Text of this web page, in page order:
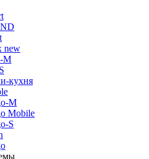
new
M
кухня
M
Mobile
S